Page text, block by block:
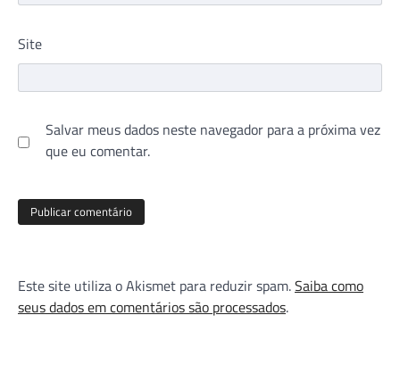
Site
Salvar meus dados neste navegador para a próxima vez
que eu comentar.
Este site utiliza o Akismet para reduzir spam.Saiba como
seus dados em comentários são processados.